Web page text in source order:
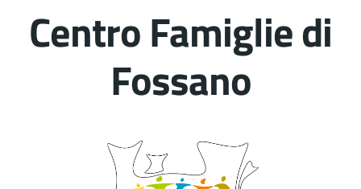
Centro Famiglie di
Fossano